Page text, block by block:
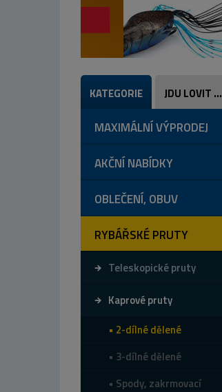
KATEGORIE JDU LOVIT ...
MAXIMÁLNÍ VÝPRODEJ
AKČNÍ NABÍDKY
OBLEČENÍ, OBUV
RYBÁŘSKÉ PRUTY
Teleskopické pruty
Kaprové pruty
2-dílné dělené
3-dílné dělené
Spody, zakrmovací